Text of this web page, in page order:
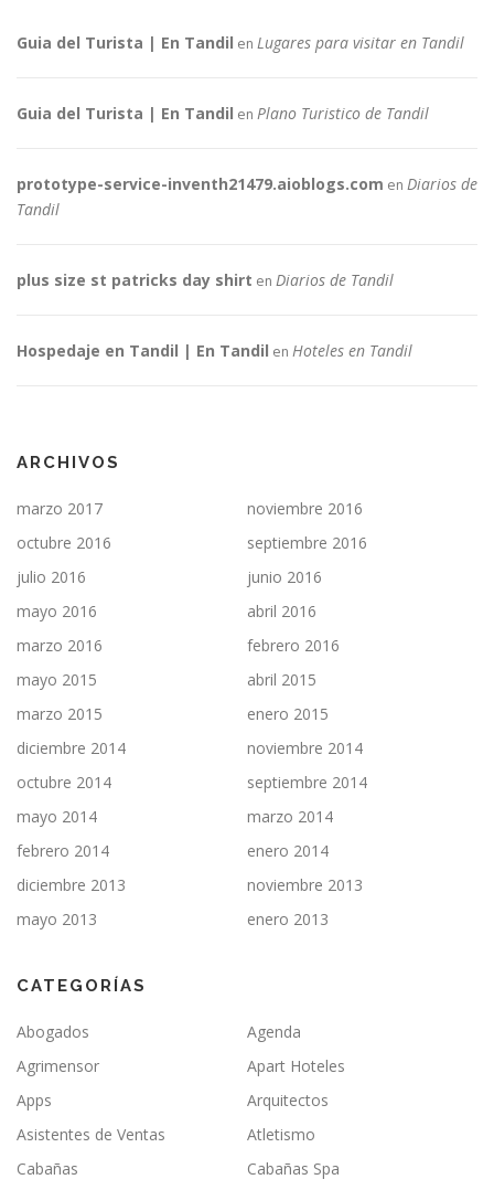
Guia del Turista | En Tandil en Lugares para visitar en Tandil
Guia del Turista | En Tandil en Plano Turistico de Tandil
prototype-service-inventh21479.aioblogs.com en Diarios de
Tandil
plus size st patricks day shirt en Diarios de Tandil
Hospedaje en Tandil | En Tandil en Hoteles en Tandil
ARCHIVOS
marzo 2017
noviembre 2016
octubre 2016
septiembre 2016
julio 2016
junio 2016
mayo 2016
abril 2016
marzo 2016
febrero 2016
mayo 2015
abril 2015
marzo 2015
enero 2015
diciembre 2014
noviembre 2014
octubre 2014
septiembre 2014
mayo 2014
marzo 2014
febrero 2014
enero 2014
diciembre 2013
noviembre 2013
mayo 2013
enero 2013
CATEGORÍAS
Abogados
Agenda
Agrimensor
Apart Hoteles
Apps
Arquitectos
Asistentes de Ventas
Atletismo
Cabañas
Cabañas Spa